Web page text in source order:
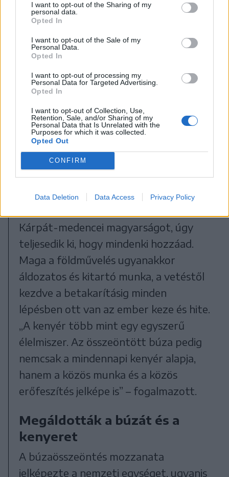
I want to opt-out of the Sharing of my
personal data.
Opted In
I want to opt-out of the Sale of my
Personal Data.
Opted In
I want to opt-out of processing my
Personal Data for Targeted Advertising.
Opted In
I want to opt-out of Collection, Use,
Retention, Sale, and/or Sharing of my
Personal Data that Is Unrelated with the
Purposes for which it was collected.
Opted Out
CONFIRM
Data Deletion Data Access Privacy Policy
FOTÓ: TUCHILUȘ ALEX
Péter Ferenc, Maros Megye
Tanácsának elnöke nem tudott
megjelenni az eseményen, üzenetét
Szabó Árpád tanácsos tolmácsolta.
Kárpát-medencei magyarságot, úgy
teljesedik ki, hogy mindenki hozzáad.
Maga a földművelés ugyanakkor
áldozatos és kitartó munka, a vetéstől
kezdve a betakarításig minden
lépésben ott van az ember keze és hite.
„A kenyér több mint egy egyszerű
élelmiszer. Az összeöntött búza pedig
nemcsak a mindennapi kenyér alapja,
hanem a közös munka és a közös
erőfeszítés jelképe is” – fogalmazott.
Megáldották a búzát és a
kenyeret
A búzaösszeöntés mozzanata
jelképezte a nemzeti egységet, ugyanis